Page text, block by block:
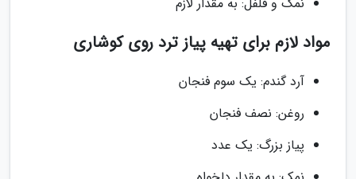
مواد لازم برای تهیه پیاز ترد روی کوشاری
آرد گندم: یک سوم فنجان
روغن: نصف فنجان
پیاز بزرگ: یک عدد